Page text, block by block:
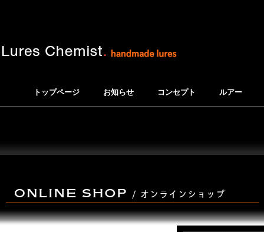
トップページ お知らせ コンセプト ルアー